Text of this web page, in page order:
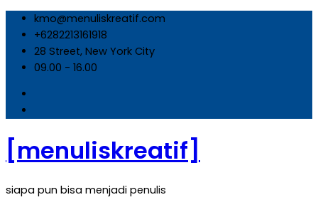
Skip
content
kmo@menuliskreatif.com
+6282213161918
28 Street, New York City
09.00 - 16.00
[menuliskreatif]
siapa pun bisa menjadi penulis